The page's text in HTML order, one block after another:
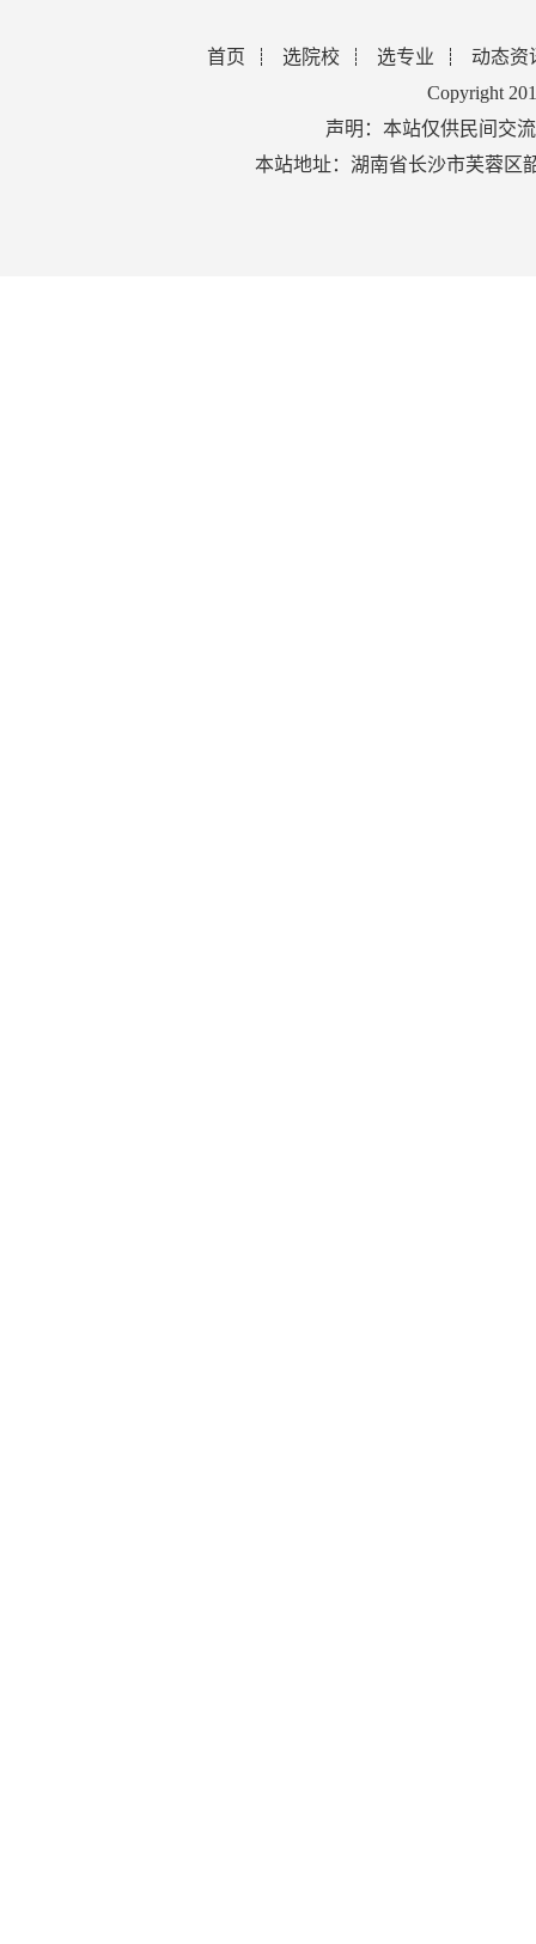
首页 选院校 选专业
动态资
Copyright
声明：本站仅供民间交
本站地址：湖南省长沙市芙蓉区